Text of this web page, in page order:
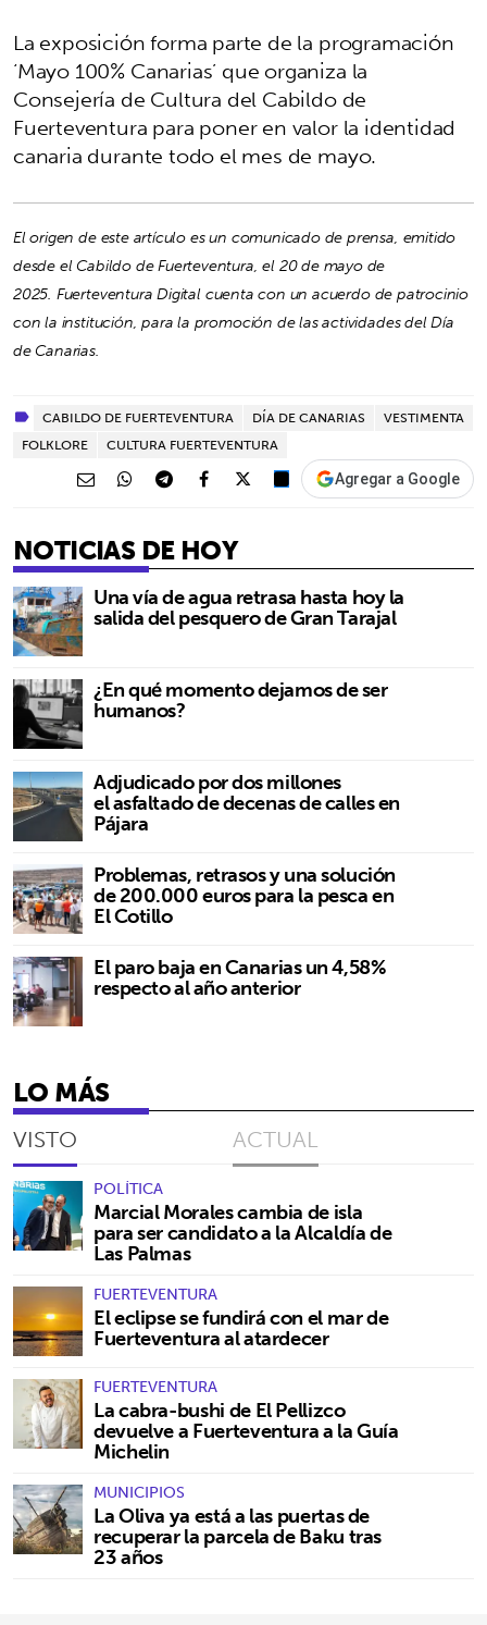
La exposición forma parte de la programación
‘Mayo 100% Canarias’ que organiza la
Consejería de Cultura del Cabildo de
Fuerteventura para poner en valor la identidad
canaria durante todo el mes de mayo.
El origen de este artículo es un comunicado de prensa, emitido
desde el Cabildo de Fuerteventura, el 20 de mayo de
2025. Fuerteventura Digital cuenta con un acuerdo de patrocinio
con la institución, para la promoción de las actividades del Día
de Canarias.
CABILDO DE FUERTEVENTURA DÍA DE CANARIAS
VESTIMENTA
FOLKLORE
CULTURA FUERTEVENTURA
Agregar a Google
NOTICIAS DE HOY
Una vía de agua retrasa hasta hoy la
salida del pesquero de Gran Tarajal
¿En qué momento dejamos de ser
humanos?
Adjudicado por dos millones
el asfaltado de decenas de calles en
Pájara
Problemas, retrasos y una solución
de 200.000 euros para la pesca en
El Cotillo
El paro baja en Canarias un 4,58%
respecto al año anterior
LO MÁS
VISTO ACTUAL
POLÍTICA
Marcial Morales cambia de isla
para ser candidato a la Alcaldía de
Las Palmas
FUERTEVENTURA
El eclipse se fundirá con el mar de
Fuerteventura al atardecer
FUERTEVENTURA
La cabra-bushi de El Pellizco
devuelve a Fuerteventura a la Guía
Michelin
MUNICIPIOS
La Oliva ya está a las puertas de
recuperar la parcela de Baku tras
23 años